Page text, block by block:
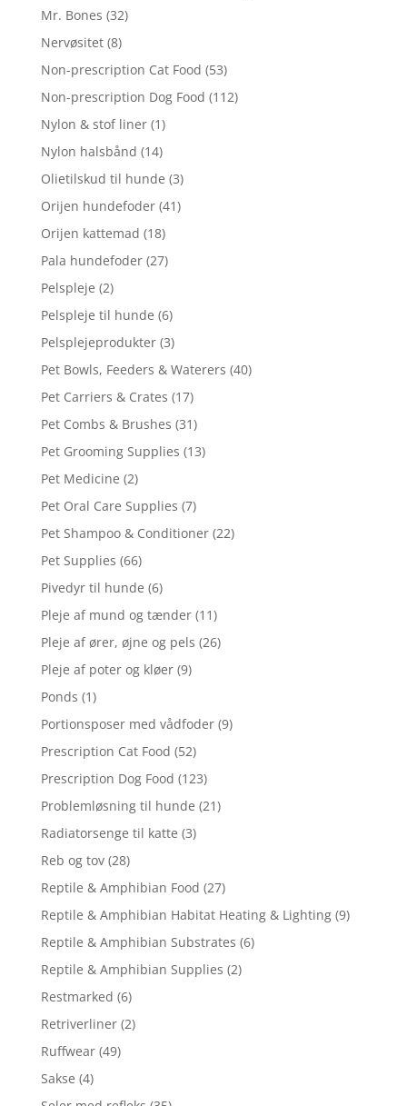
Mr. Bones (32)
Nervøsitet (8)
Non-prescription Cat Food (53)
Non-prescription Dog Food (112)
Nylon & stof liner (1)
Nylon halsbånd (14)
Olietilskud til hunde (3)
Orijen hundefoder (41)
Orijen kattemad (18)
Pala hundefoder (27)
Pelspleje (2)
Pelspleje til hunde (6)
Pelsplejeprodukter (3)
Pet Bowls, Feeders & Waterers (40)
Pet Carriers & Crates (17)
Pet Combs & Brushes (31)
Pet Grooming Supplies (13)
Pet Medicine (2)
Pet Oral Care Supplies (7)
Pet Shampoo & Conditioner (22)
Pet Supplies (66)
Pivedyr til hunde (6)
Pleje af mund og tænder (11)
Pleje af ører, øjne og pels (26)
Pleje af poter og kløer (9)
Ponds (1)
Portionsposer med vådfoder (9)
Prescription Cat Food (52)
Prescription Dog Food (123)
Problemløsning til hunde (21)
Radiatorsenge til katte (3)
Reb og tov (28)
Reptile & Amphibian Food (27)
Reptile & Amphibian Habitat Heating & Lighting (9)
Reptile & Amphibian Substrates (6)
Reptile & Amphibian Supplies (2)
Restmarked (6)
Retriverliner (2)
Ruffwear (49)
Sakse (4)